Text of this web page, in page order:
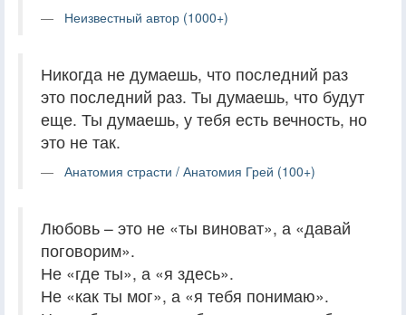
Неизвестный автор (1000+)
Никогда не думаешь, что последний раз
это последний раз. Ты думаешь, что будут
еще. Ты думаешь, у тебя есть вечность, но
это не так.
Анатомия страсти / Анатомия Грей (100+)
Любовь – это не «ты виноват», а «давай
поговорим».
Не «где ты», а «я здесь».
Не «как ты мог», а «я тебя понимаю».